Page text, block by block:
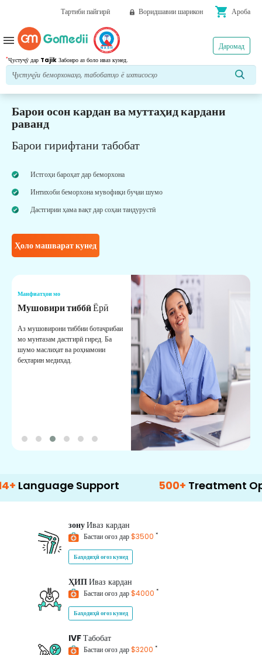
Тартиби пайгирӣ Воридшавии шарикон shopping_cart Ароба
*Ҷустуҷӯ дар Tajik Забонро аз боло иваз кунед.
Даромад
menu
Барои осон кардан ва муттаҳид кардани
раванд
Барои гирифтани табобат
Истгоҳи бароҳат дар беморхона
Интихоби беморхона мувофиқи буҷаи шумо
Дастгирии ҳама вақт дар соҳаи тандурустӣ
Ҳоло машварат кунед
Манфиатҳои мо
Мушовири тиббӣЁрӣ
Аз мушовирони тиббии ботаҷрибаи
мо мунтазам дастгирӣ гиред. Ба
шумо маслиҳат ва роҳнамоии
беҳтарин медиҳад.
Support 500+ Treatment Options
зонуИваз кардан
Бастаи оғоз дар$3500 *
Баҳодиҳӣ оғоз кунед
ҲИПИваз кардан
Бастаи оғоз дар$4000 *
Баҳодиҳӣ оғоз кунед
IVFТабобат
Бастаи оғоз дар$3200 *